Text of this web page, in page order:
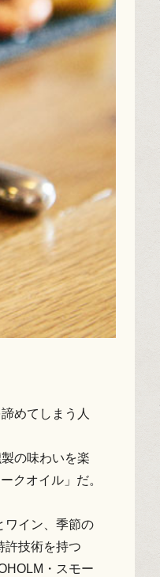
めてしまう人
の味わいを楽
クオイル」だ。
ワイン、季節の
許技術を持つ
・スモー